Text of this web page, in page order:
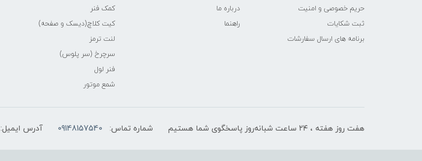
حریم خصوصی و امنیت
ثبت شکایات
برنامه های ارسال سفارشات
درباره ما
راهنما
کمک فنر
کیت کلاچ(دیسک و صفحه)
لنت ترمز
سرچرخ (سر پلوس)
فنر لول
شمع موتور
هفت روز هفته ، ۲۴ ساعت شبانه‌روز پاسخگوی شما هستیم شماره تماس: 09148157540 آدرس ایمیل: